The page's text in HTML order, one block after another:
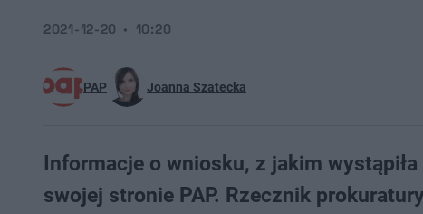
PAP Joanna Szatecka
2021-12-20 10:20
Informacje o wniosku, z jakim
swojej stronie PAP. Rzecznik